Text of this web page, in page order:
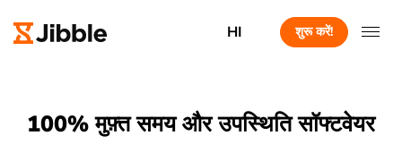
HI शुरू करें!
100% मुफ़्त समय और उपस्थिति सॉफ्टवेयर